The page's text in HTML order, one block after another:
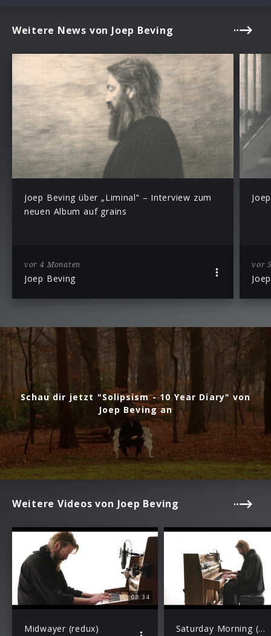
Weitere News von Joep Beving
Joep Beving über „Liminal“ – Interview zum
neuen Album auf grains
vor 4 Monaten
Joep Beving
vor
Schau dir jetzt "Solipsism - 10 Year Diary" von
Joep Beving an
Weitere Videos von Joep Beving
08:34
Midwayer (redux) Saturday Morning (redux)